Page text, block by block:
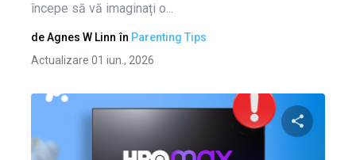
începe să vă imaginați o...
deAgnes W Linn în Parenting Tips
Actualizare 01 iun., 2026